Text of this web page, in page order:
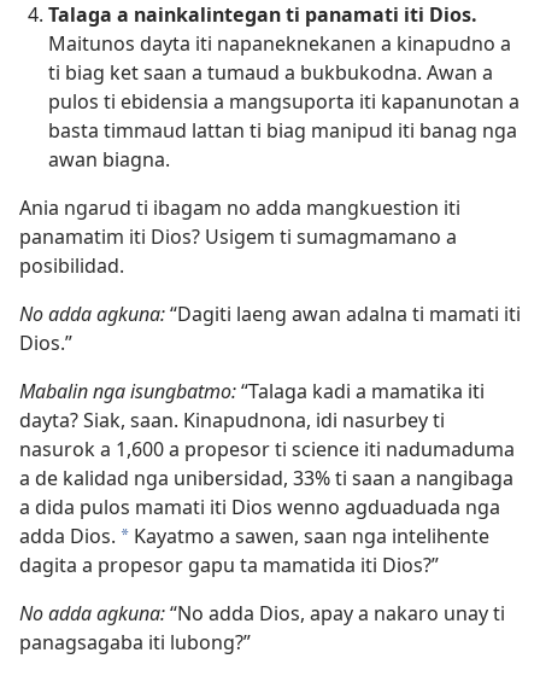
Talaga a nainkalintegan ti panamati iti Dios.
Maitunos dayta iti napaneknekanen a kinapudno a
ti biag ket saan a tumaud a bukbukodna. Awan a
pulos ti ebidensia a mangsuporta iti kapanunotan a
basta timmaud lattan ti biag manipud iti banag nga
awan biagna.
Ania ngarud ti ibagam no adda mangkuestion iti
panamatim iti Dios? Usigem ti sumagmamano a
posibilidad.
No adda agkuna:“Dagiti laeng awan adalna ti mamati iti
Dios.”
Mabalin nga isungbatmo:“Talaga kadi a mamatika iti
dayta? Siak, saan. Kinapudnona, idi nasurbey ti
nasurok a 1,600 a propesor ti science iti nadumaduma
a de kalidad nga unibersidad, 33% ti saan a nangibaga
a dida pulos mamati iti Dios wenno agduaduada nga
adda Dios. a Kayatmo a sawen, saan nga intelihente
dagita a propesor gapu ta mamatida iti Dios?”
No adda agkuna:“No adda Dios, apay a nakaro unay ti
panagsagaba iti lubong?”